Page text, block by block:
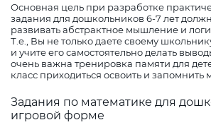
Основная цель при разработке
задания для дошкольников 6-7 лет
развивать абстрактное мышление и
Т.е., Вы не только даете своему
и учите его самостоятельно делать
очень важна тренировка памяти для
класс приходиться освоить и
Задания по математике для
игровой форме